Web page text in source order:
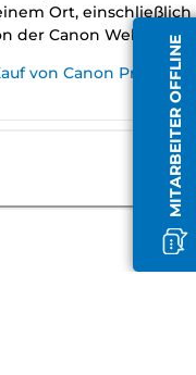
MITARBEITER OFFLINE
Ort, einschließlich
der Canon Website.
von Canon